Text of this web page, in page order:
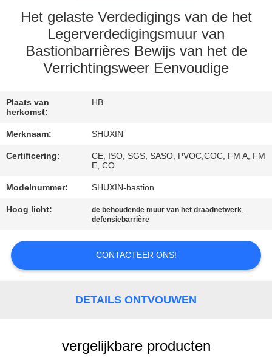
KWALITEITSCONTROLE
NEEM
CONTACT
ONS
OP
NIEUWS
OFFERTE
AANVRAGEN
SITEMAP
PRIVACYBELEID
Het gelaste Verdedigings van de het
Legerverdedigingsmuur van
Bastionbarrières Bewijs van het de
Verrichtingsweer Eenvoudige
Plaats van
herkomst:
HB
Merknaam: SHUXIN
Certificering:
CE, ISO, SGS, SASO, PVOC,COC, FM A, FM
E, CO
Modelnummer: SHUXIN-bastion
Hoog licht: de behoudende muur van het draadnetwerk,
defensiebarrière
CONTACTEER ONS!
DETAILS ONTVOUWEN
vergelijkbare producten